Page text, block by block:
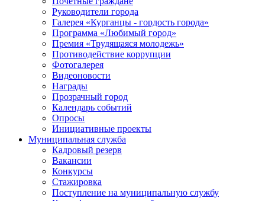
Руководители города
Галерея «Курганцы - гордость города»
Программа «Любимый город»
Премия «Трудящаяся молодежь»
Противодействие коррупции
Фотогалерея
Видеоновости
Награды
Прозрачный город
Календарь событий
Опросы
Инициативные проекты
Муниципальная служба
Кадровый резерв
Вакансии
Конкурсы
Стажировка
Поступление на муниципальную службу